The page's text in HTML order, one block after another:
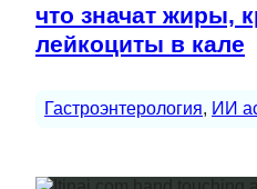
что значат жиры,
лейкоциты в кале
Гастроэнтерология, ИИ